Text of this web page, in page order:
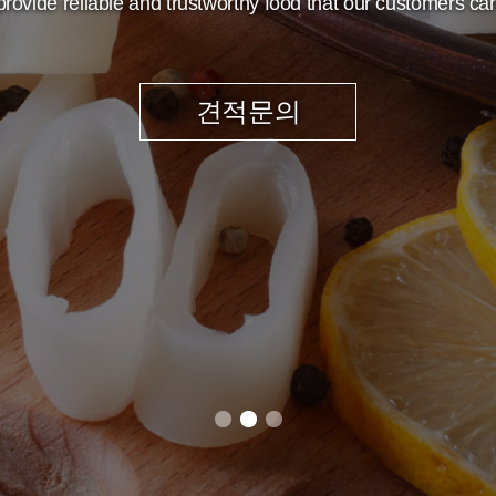
견적문의
견적문의
견적문의
견적문의
견적문의